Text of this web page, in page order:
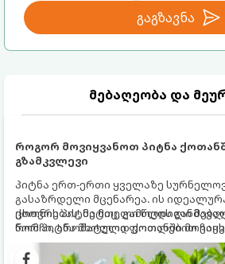
გაგზავნა
მებაღეობა და
როგორ მოვიყვანოთ პიტნა
გზამკვლევი
პიტნა ერთ-ერთი ყველაზე
გასაზრდელი მცენარეა. ის
ცხოვრებას, მეტიც, გამოცდილი
რომ პიტნა მხოლოდ ქოთანში
გრუნტში (ბაღში) დარგვისას ის
სწრაფად ვრცელდება და სხვა
ქოთნის პიტნა მთელი წლის
ნორჩი, არომატული ფოთლებით
კერძებისთვის.